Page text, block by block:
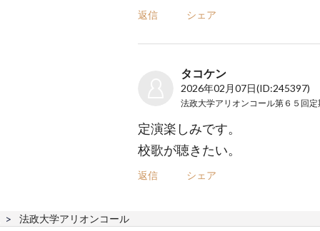
返信 シェア
タコケン
2026年02月07日(ID:245397)
定演楽しみです。
校歌が聴きたい。
返信 シェア
法政大学アリオンコール